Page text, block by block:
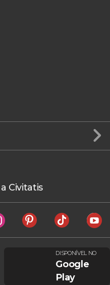
Civitatis
DISPONÍVEL NO
Google
Play